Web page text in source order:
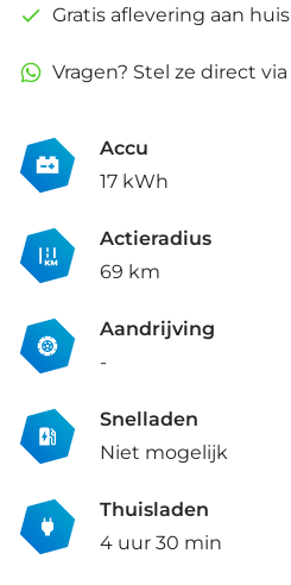
Gratis aflevering aan huis
Vragen? Stel ze direct via
Accu
17 kWh
Actieradius
69 km
Aandrijving
-
Snelladen
Niet mogelijk
Thuisladen
4 uur 30 min